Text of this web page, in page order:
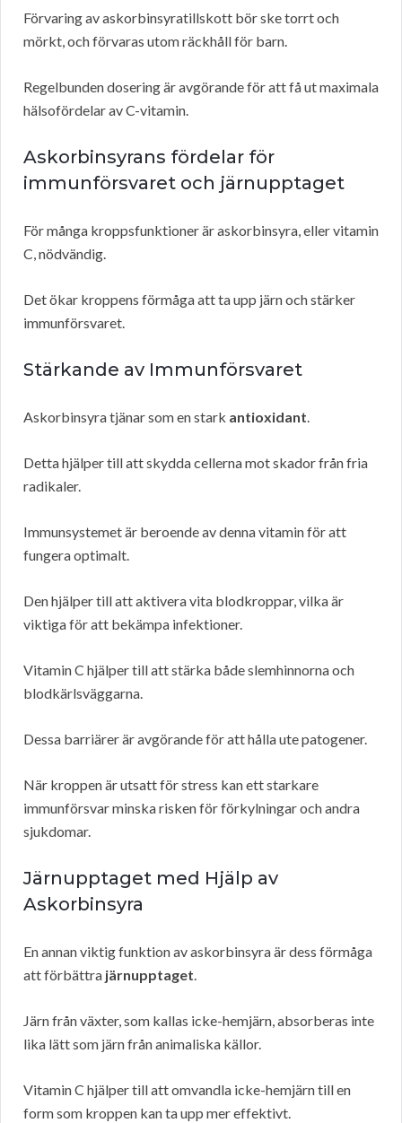
Förvaring av askorbinsyratillskott bör ske torrt och
mörkt, och förvaras utom räckhåll för barn.
Regelbunden dosering är avgörande för att få ut maximala
hälsofördelar av C-vitamin.
Askorbinsyrans fördelar för
immunförsvaret och järnupptaget
För många kroppsfunktioner är askorbinsyra, eller vitamin
C, nödvändig.
Det ökar kroppens förmåga att ta upp järn och stärker
immunförsvaret.
Stärkande av Immunförsvaret
Askorbinsyra tjänar som en stark antioxidant.
Detta hjälper till att skydda cellerna mot skador från fria
radikaler.
Immunsystemet är beroende av denna vitamin för att
fungera optimalt.
Den hjälper till att aktivera vita blodkroppar, vilka är
viktiga för att bekämpa infektioner.
Vitamin C hjälper till att stärka både slemhinnorna och
blodkärlsväggarna.
Dessa barriärer är avgörande för att hålla ute patogener.
När kroppen är utsatt för stress kan ett starkare
immunförsvar minska risken för förkylningar och andra
sjukdomar.
Järnupptaget med Hjälp av
Askorbinsyra
En annan viktig funktion av askorbinsyra är dess förmåga
att förbättra järnupptaget.
Järn från växter, som kallas icke-hemjärn, absorberas inte
lika lätt som järn från animaliska källor.
Vitamin C hjälper till att omvandla icke-hemjärn till en
form som kroppen kan ta upp mer effektivt.